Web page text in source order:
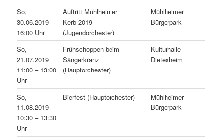
So,
30.06.2019
16:00 Uhr
Auftritt Mühlheimer
Kerb 2019
(Jugendorchester)
Mühlheimer
Bürgerpark
So,
21.07.2019
11:00 – 13:00
Uhr
Frühschoppen beim
Sängerkranz
(Hauptorchester)
Kulturhalle
Dietesheim
So,
11.08.2019
10:30 – 13:30
Uhr
Bierfest (Hauptorchester)
Mühlheimer
Bürgerpark